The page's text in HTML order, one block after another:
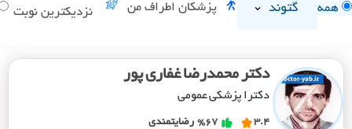
همه گتوند پزشکان اطراف من نزدیکترین نوبت
دکتر محمدرضا غفاری پور
دکترا پزشکی عمومی
3.4
%67 رضایتمندی